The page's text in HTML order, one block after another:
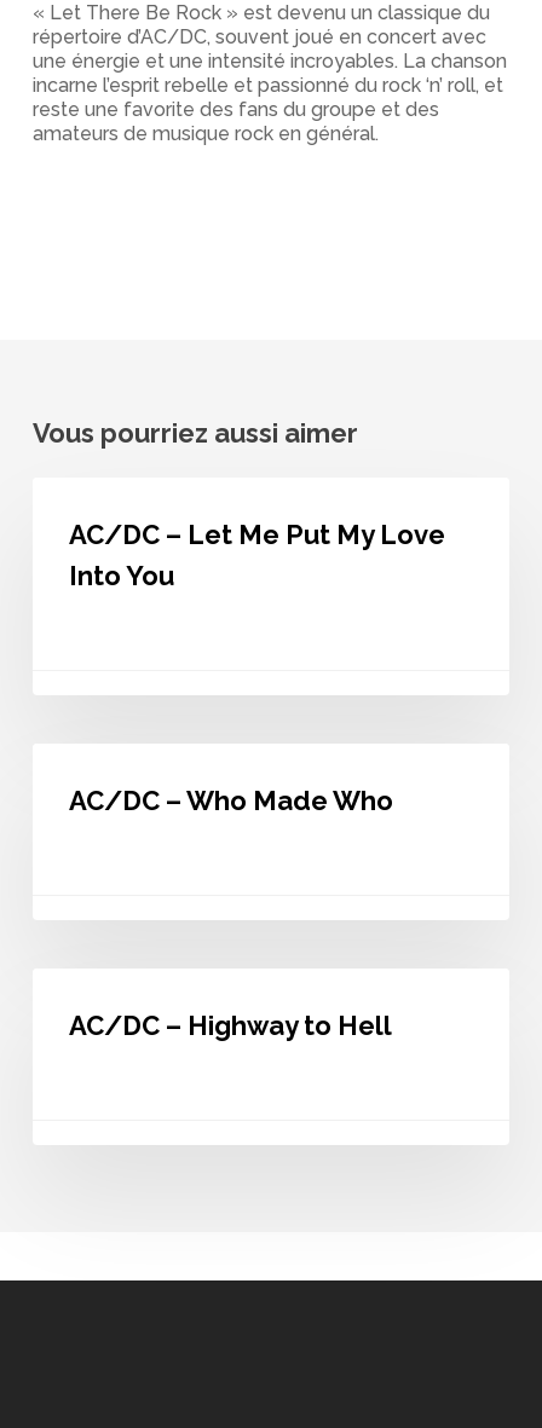
« Let There Be Rock » est devenu un classique du
répertoire d’AC/DC, souvent joué en concert avec
une énergie et une intensité incroyables. La chanson
incarne l’esprit rebelle et passionné du rock ‘n’ roll, et
reste une favorite des fans du groupe et des
amateurs de musique rock en général.
Vous pourriez aussi aimer
AC/DC – Let Me Put My Love
Into You
WhoAC/DC – Who Made Who
Highway
AC/DC – Highway to Hell